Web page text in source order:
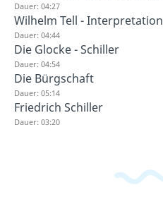
Dauer: 04:27
Wilhelm Tell - Interpretation
Dauer: 04:44
Die Glocke - Schiller
Dauer: 04:54
Die Bürgschaft
Dauer: 05:14
Friedrich Schiller
Dauer: 03:20